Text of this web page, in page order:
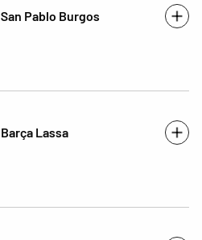
San Pablo Burgos
Barça Lassa